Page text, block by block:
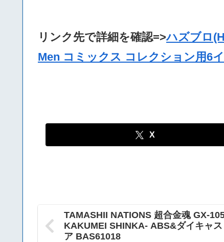
リンク先で詳細を確認=>ハズブロ
Men コミックス コレクション用6
X
TAMASHII NATIONS 超合金魂 GX-
KAKUMEI SHINKA- ABS&ダイキャ
ア BAS61018